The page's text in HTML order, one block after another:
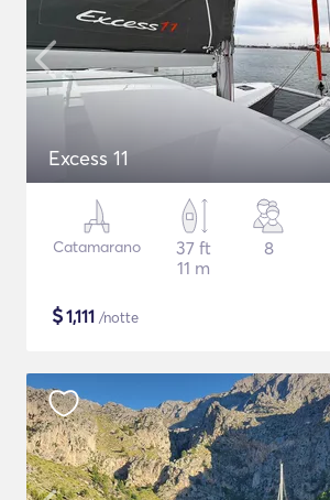
Excess 11
Catamarano
37 ft
11 m
8
$1,111 /notte